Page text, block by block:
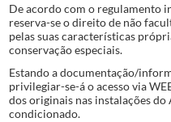
De acordo com o regulamento
reserva-se o direito de não
pelas suas características
conservação especiais.
Estando a documentação/
privilegiar-se-á o acesso via
dos originais nas instalações
condicionado.